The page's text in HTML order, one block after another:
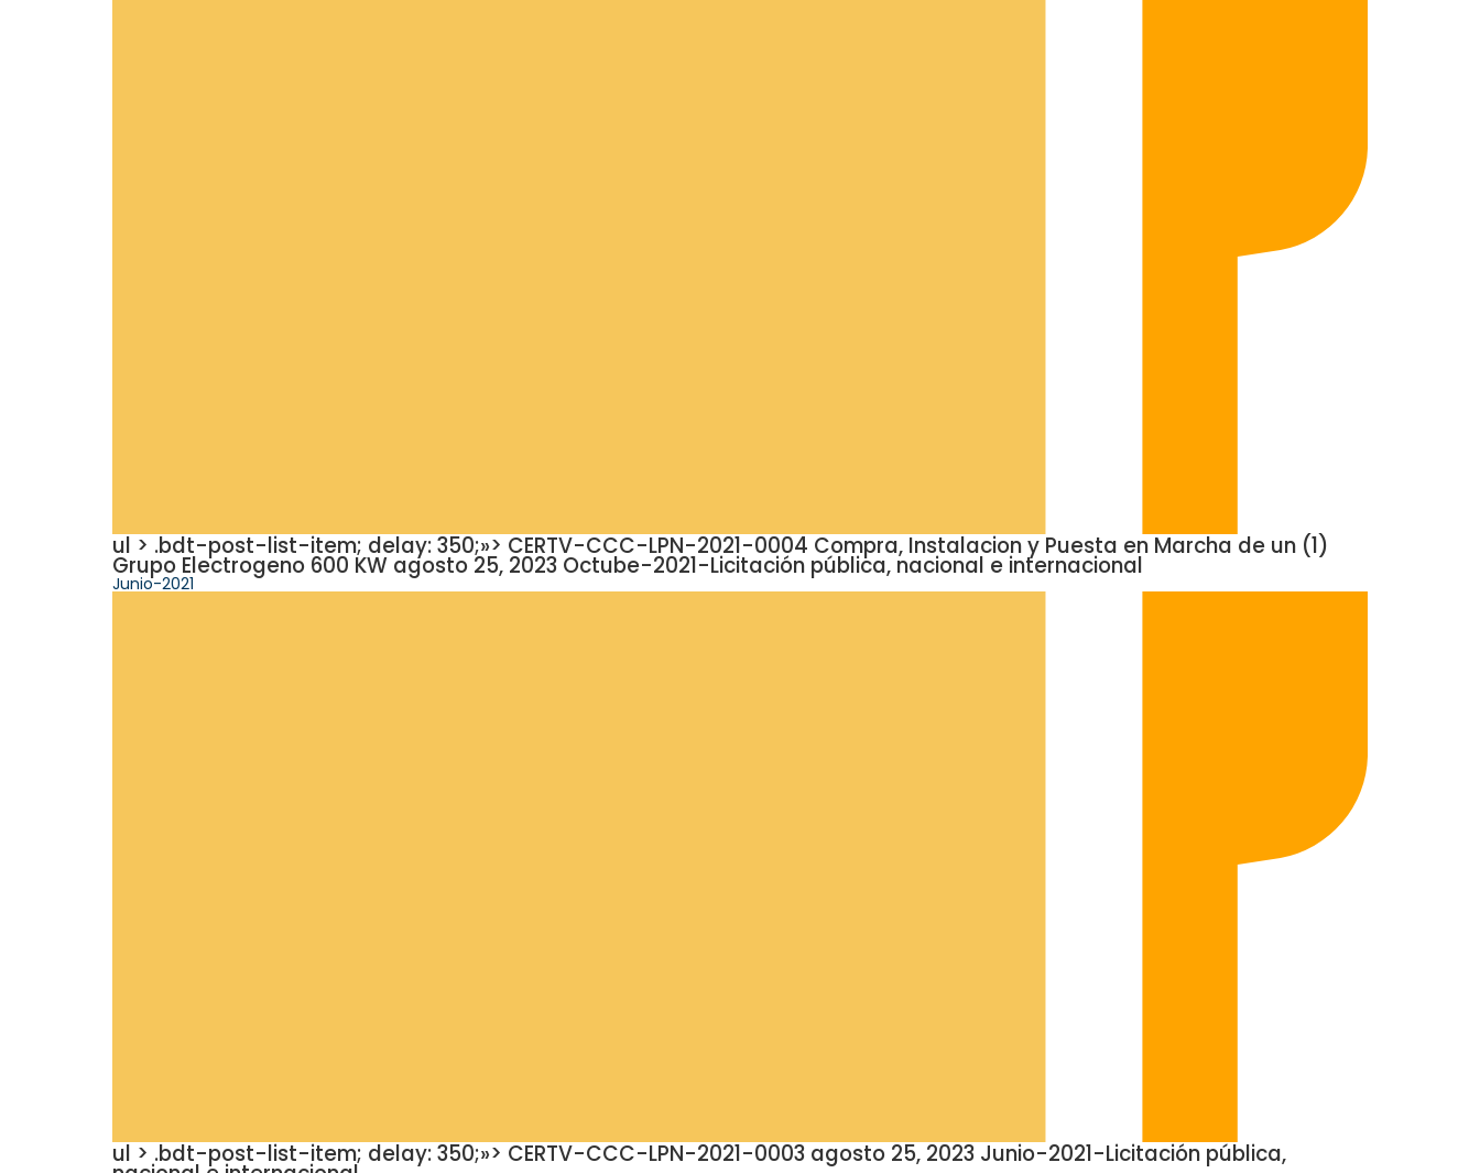
ul > .bdt-post-list-item; delay: 350;»> CERTV-CCC-LPN-2021-0004 Compra, Instalacion y Puesta en Marcha de un (1)
Grupo Electrogeno 600 KW agosto 25, 2023 Octube-2021-Licitación pública, nacional e internacional
Junio-2021
ul > .bdt-post-list-item; delay: 350;»> CERTV-CCC-LPN-2021-0003 agosto 25, 2023 Junio-2021-Licitación pública,